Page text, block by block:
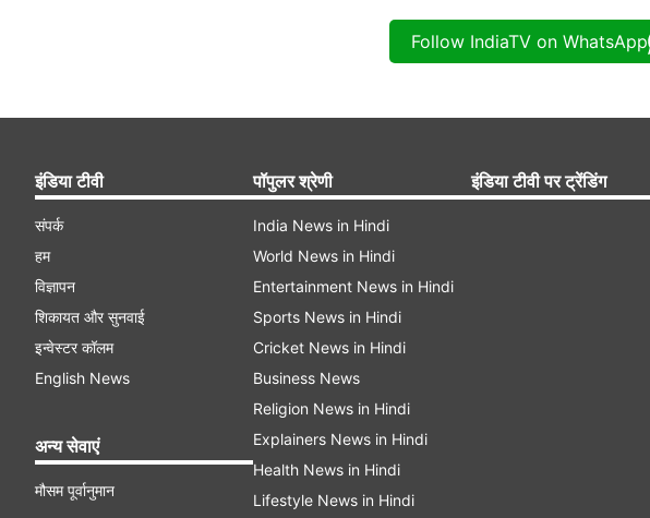
Follow IndiaTV on WhatsApp
इंडिया टीवी
संपर्क
हम
विज्ञापन
शिकायत और सुनवाई
इन्वेस्टर कॉलम
English News
अन्य सेवाएं
मौसम पूर्वानुमान
पॉपुलर श्रेणी
India News in Hindi
World News in Hindi
Entertainment News in Hindi
Sports News in Hindi
Cricket News in Hindi
Business News
Religion News in Hindi
Explainers News in Hindi
Health News in Hindi
Lifestyle News in Hindi
इंडिया टीवी पर ट्रेंडिंग